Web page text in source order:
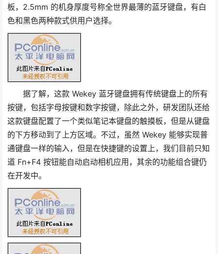
板，2.5mm 的机身厚度号称全世界最薄的蓝牙键盘，有白
色和黑色两种款式供用户选择。
据了解，这款 Wekey 蓝牙键盘拥有传统键盘上的所有
按键，包括字母按键和数字按键，除此之外，研发团队还给
这款键盘配置了一个类似笔记本键盘的触摸板，但是从键盘
的下方移动到了上方区域。不过，虽然 Wekey 能够实现普
通键盘一样的输入，但是在快捷键的设置上，我们目前只知
道 Fn+F4 按钮能自动启动相机应用，其余的功能组合键仍
在开发中。